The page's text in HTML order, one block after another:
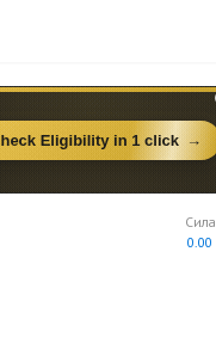
Сила
0.00